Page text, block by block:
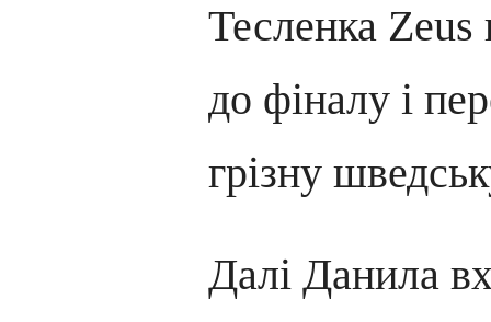
Тесленка Zeus
до фіналу і
грізну
Далі Данила